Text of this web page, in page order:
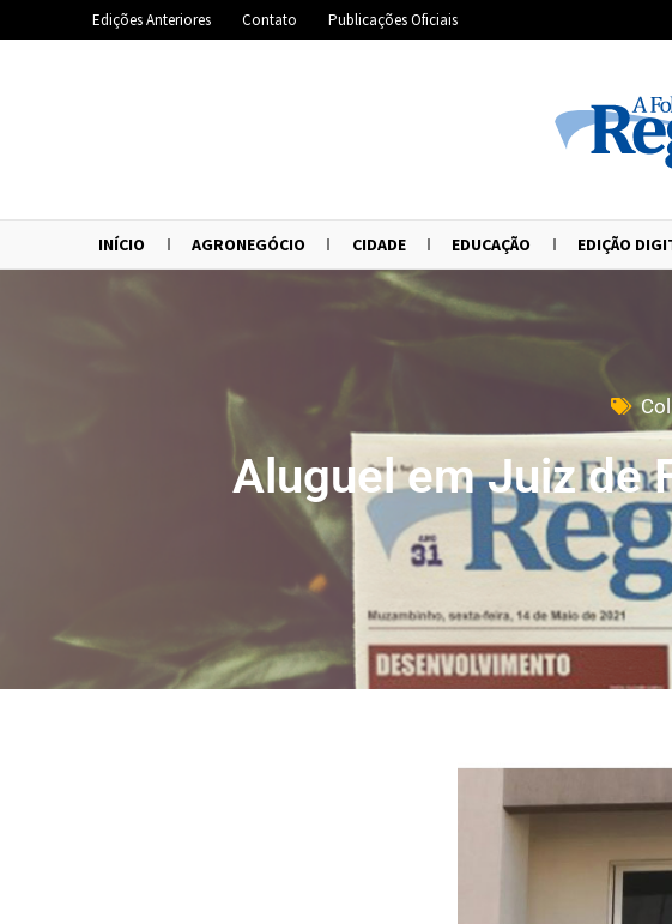
Edições Anteriores Contato Publicações Oficiais
INÍCIO AGRONEGÓCIO CIDADE EDUCAÇÃO EDIÇÃO
Aluguel em Juiz de